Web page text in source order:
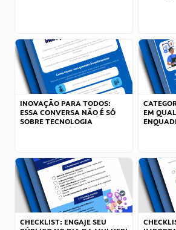
INOVAÇÃO PARA TODOS:
ESSA CONVERSA NÃO É SÓ
SOBRE TECNOLOGIA
EM
CHECKLIST: ENGAJE SEU